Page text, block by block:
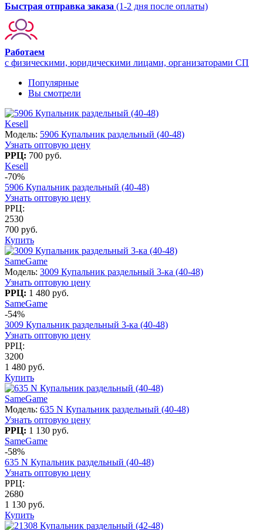
Быстрая отправка заказа (1-2 дня после оплаты)
Работаем
с физическими, юридическими лицами, организаторами СП
Популярные
Вы смотрели
Kesell
Модель: 5906 Купальник раздельный (40-48)
Узнать оптовую цену
РРЦ: 700 руб.
Kesell
-70%
5906 Купальник раздельный (40-48)
Узнать оптовую цену
РРЦ:
2530
700 руб.
Купить
SameGame
Модель: 3009 Купальник раздельный 3-ка (40-48)
Узнать оптовую цену
РРЦ: 1 480 руб.
SameGame
-54%
3009 Купальник раздельный 3-ка (40-48)
Узнать оптовую цену
РРЦ:
3200
1 480 руб.
Купить
SameGame
Модель: 635 N Купальник раздельный (40-48)
Узнать оптовую цену
РРЦ: 1 130 руб.
SameGame
-58%
635 N Купальник раздельный (40-48)
Узнать оптовую цену
РРЦ:
2680
1 130 руб.
Купить